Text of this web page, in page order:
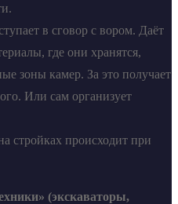
в сговор с вором. Даёт
где они хранятся,
зоны камер. За это получает
Или сам организует
стройках происходит при
(экскаваторы,